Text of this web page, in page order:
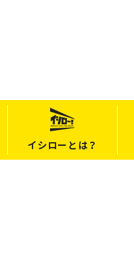
イシローとは？